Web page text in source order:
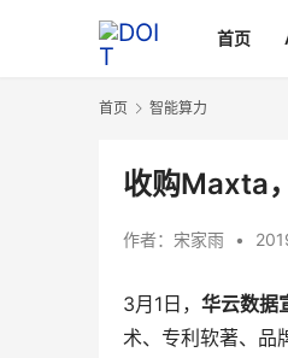
首页
首页 智能算力
收购Maxta
作者： 宋家雨 •
3月1日， 华云数据
术、专利软著、品